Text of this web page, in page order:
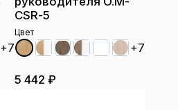
+7
CSR-5
Цвет
+7
5 442 ₽